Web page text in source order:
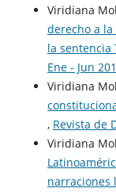
Viridiana
derecho a
la sentencia
Ene - Jun
Viridiana
, Revista de
Viridiana
narraciones